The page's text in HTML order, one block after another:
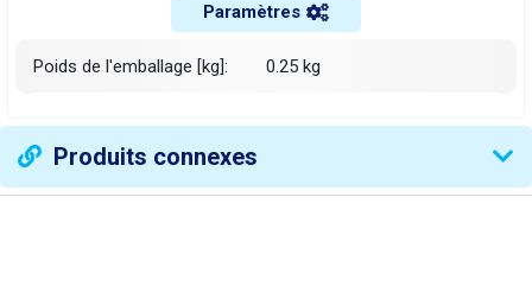
Paramètres
Poids de l'emballage [kg]: 0.25 kg
Produits connexes